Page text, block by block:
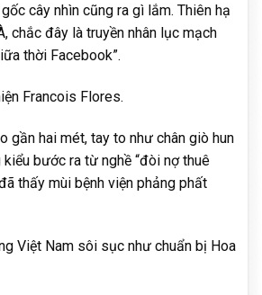
cây nhìn cũng ra gì lắm. Thiên hạ
chắc đây là truyền nhân lục mạch
thời Facebook”.
Francois Flores.
gần hai mét, tay to như chân giò hun
bước ra từ nghề “đòi nợ thuê
thấy mùi bệnh viện phảng phất
Việt Nam sôi sục như chuẩn bị Hoa